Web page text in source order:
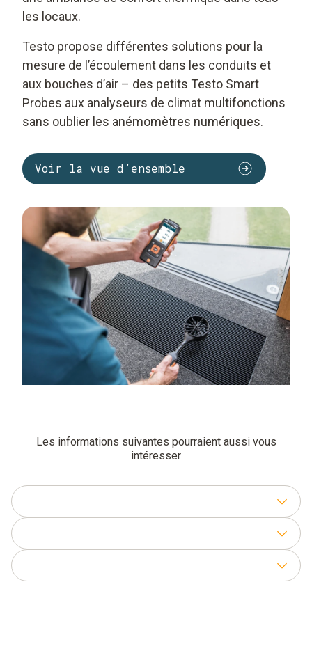
les locaux.
Testo propose différentes solutions pour la
mesure de l’écoulement dans les conduits et
aux bouches d’air – des petits Testo Smart
Probes aux analyseurs de climat multifonctions
sans oublier les anémomètres numériques.
Voir la vue d’ensemble
Les informations suivantes pourraient aussi vous
intéresser